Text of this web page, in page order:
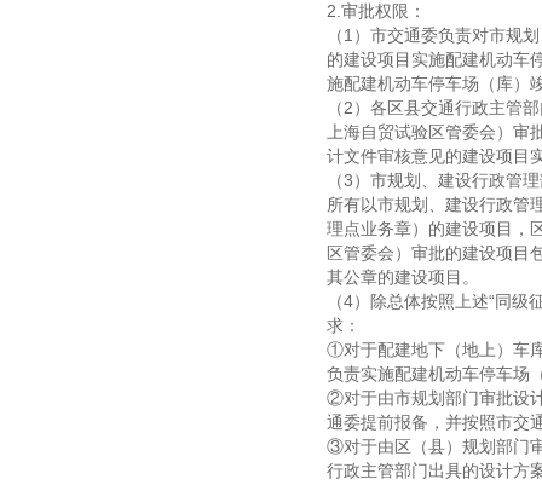
2.审批权限：
（1）市交通委负责对市规
的建设项目实施配建机动车
施配建机动车停车场（库）
（2）各区县交通行政主管
上海自贸试验区管委会）
计文件审核意见的建设项目
（3）市规划、建设行政管
所有以市规划、建设行政管
理点业务章）的建设项目，
区管委会）审批的建设项目
其公章的建设项目。
（4）除总体按照上述“同
求：
①对于配建地下（地上）车
负责实施配建机动车停车场
②对于由市规划部门审批设
通委提前报备，并按照市交
③对于由区（县）规划部门
行政主管部门出具的设计方